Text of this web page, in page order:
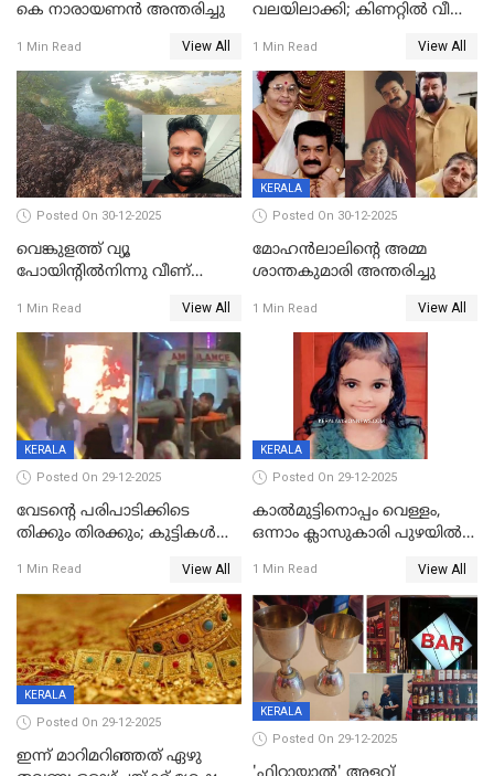
കെ നാരായണന്‍ അന്തരിച്ചു
1 Min Read View All
വലയിലാക്കി; കിണറ്റിൽ വീണ
1 Min Read View All
Posted On 30-12-2025
വെങ്കുളത്ത് വ്യൂ
പോയിന്റിൽനിന്നു വീണ്
1 Min Read View All
KERALA
Posted On 30-12-2025
മോഹന്‍ലാലിന്‍റെ അമ്മ
ശാന്തകുമാരി അന്തരിച്ചു
1 Min Read View All
KERALA
Posted On 29-12-2025
വേടന്റെ പരിപാടിക്കിടെ
തിക്കും തിരക്കും; കുട്ടികള്‍
പരിക്ക്; പാളം മറികടന്ന
യുവാവ് ട്രെയിന്‍ തട്ടി മരിച്ചു
1 Min Read View All
KERALA
Posted On 29-12-2025
കാൽമുട്ടിനൊപ്പം വെള്ളം,
ഒന്നാം ക്ലാസുകാരി പുഴയിൽ
കുട്ടികൾക്കൊപ്പം
കളിക്കുന്നതിനിടെ
1 Min Read View All
KERALA
Posted On 29-12-2025
ഇന്ന് മാറിമറിഞ്ഞത് ഏഴു
KERALA
Posted On 29-12-2025